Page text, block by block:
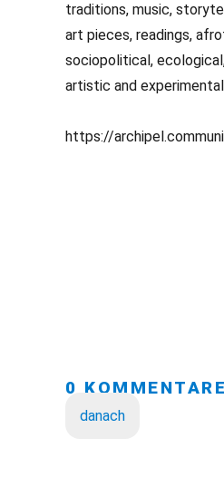
traditions, music,
art pieces, readings,
sociopolitical,
artistic and
https://
0
danach